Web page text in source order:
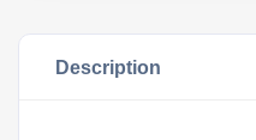
Description